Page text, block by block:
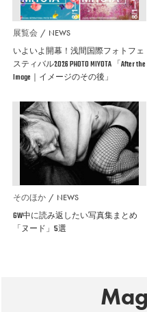
展覧会 NEWS
いよいよ開幕！浅間国際フォトフェ
スティバル2026 PHOTO MIYOTA 「After the
Image｜イメージのその後」
そのほか NEWS
GW中に読み返したい写真集まとめ
「ヌード」5選